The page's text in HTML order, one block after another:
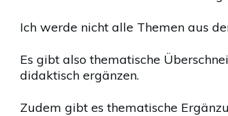
Ich werde nicht alle Themen aus
Es gibt also thematische
didaktisch ergänzen.
Zudem gibt es thematische